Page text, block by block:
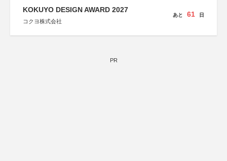
KOKUYO DESIGN AWARD 2027
コクヨ株式会社
あと 61 日
PR